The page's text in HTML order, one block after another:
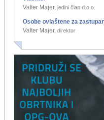
Valter Majer, jedini član d.o.o.
Osobe ovlaštene za
Valter Majer, direktor